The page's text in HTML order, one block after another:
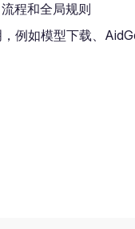
程和全局规则
例如模型下载、